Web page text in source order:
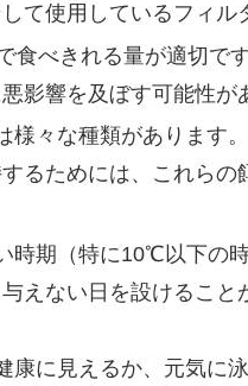
て使用しているフィル
食べきれる量が適切で
影響を及ぼす可能性が
様々な種類があります
るためには、これら
時期（特に10℃以下の
えない日を設けること
康に見えるか、元気に